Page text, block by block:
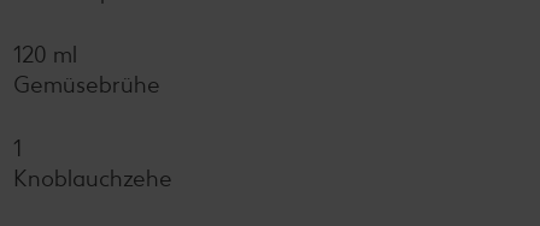
120 ml
Gemüsebrühe
1
Knoblauchzehe